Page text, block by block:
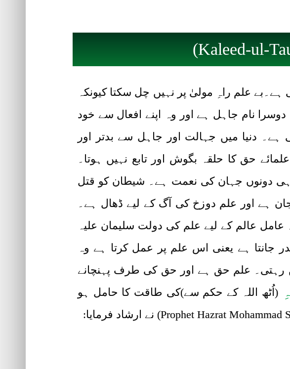
علم راہِ مولیٰ پر نہیں چل سکتا کیونکہ
نام جاہل ہے اور وہ اپنے افعال سے خود
دنیا میں جہالت اور جاہل سے بدتر اور
حق کا حلقہ بگوش اور تابع نہیں ہوتا۔
ہی دونوں جہان کی نعمت ہے۔ شیطان کو قتل
ہے اور علم دوزخ کی آگ کے لیے ڈھال ہے۔
عالم کے لیے علم کی دولت سلیمان علیہ
جانتا ہے یعنی اس علم پر عمل کرتا ہے وہ
رہتی۔ علم حق ہے اور حق کی طرف پہنچانے
(اُٹھ اللہ کے حکم سے)کی طاقت کا حامل ہو